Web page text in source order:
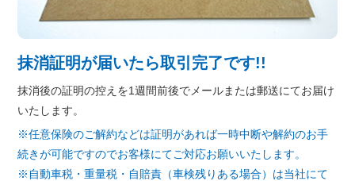
抹消証明が届いたら取引完了です!!
抹消後の証明の控えを1週間前後でメールまたは郵送にてお届け
いたします。
※任意保険のご解約などは証明があれば一時中断や解約のお手
続きが可能ですのでお客様にてご対応お願いいたします。
※自動車税・重量税・自賠責（車検残りある場合）は当社にて